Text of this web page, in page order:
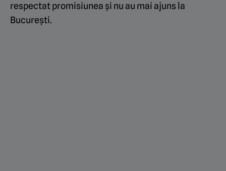
respectat promisiunea și nu au mai ajuns la
București.